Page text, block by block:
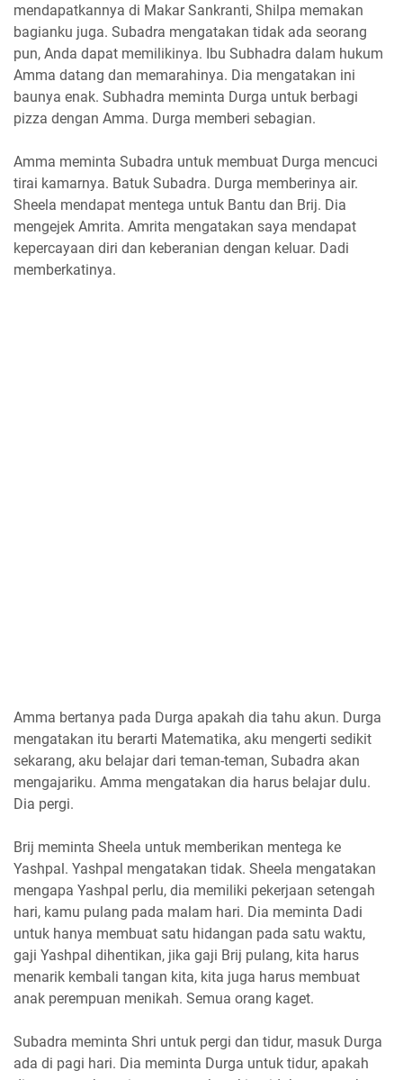
mendapatkannya di Makar Sankranti, Shilpa memakan
bagianku juga. Subadra mengatakan tidak ada seorang
pun, Anda dapat memilikinya. Ibu Subhadra dalam hukum
Amma datang dan memarahinya. Dia mengatakan ini
baunya enak. Subhadra meminta Durga untuk berbagi
pizza dengan Amma. Durga memberi sebagian.
Amma meminta Subadra untuk membuat Durga mencuci
tirai kamarnya. Batuk Subadra. Durga memberinya air.
Sheela mendapat mentega untuk Bantu dan Brij. Dia
mengejek Amrita. Amrita mengatakan saya mendapat
kepercayaan diri dan keberanian dengan keluar. Dadi
memberkatinya.
Amma bertanya pada Durga apakah dia tahu akun. Durga
mengatakan itu berarti Matematika, aku mengerti sedikit
sekarang, aku belajar dari teman-teman, Subadra akan
mengajariku. Amma mengatakan dia harus belajar dulu.
Dia pergi.
Brij meminta Sheela untuk memberikan mentega ke
Yashpal. Yashpal mengatakan tidak. Sheela mengatakan
mengapa Yashpal perlu, dia memiliki pekerjaan setengah
hari, kamu pulang pada malam hari. Dia meminta Dadi
untuk hanya membuat satu hidangan pada satu waktu,
gaji Yashpal dihentikan, jika gaji Brij pulang, kita harus
menarik kembali tangan kita, kita juga harus membuat
anak perempuan menikah. Semua orang kaget.
Subadra meminta Shri untuk pergi dan tidur, masuk Durga
ada di pagi hari. Dia meminta Durga untuk tidur, apakah